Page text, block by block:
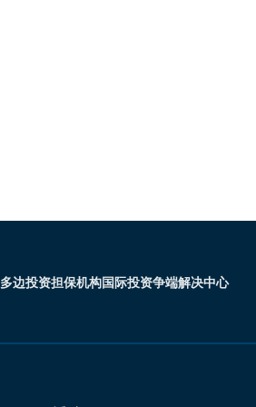
多边投资担保机构国际投资争端解决中心